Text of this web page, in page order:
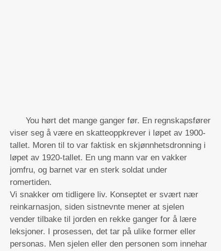
You hørt det mange ganger før. En regnskapsfører
viser seg å være en skatteoppkrever i løpet av 1900-
tallet. Moren til to var faktisk en skjønnhetsdronning i
løpet av 1920-tallet. En ung mann var en vakker
jomfru, og barnet var en sterk soldat under
romertiden.
Vi snakker om tidligere liv. Konseptet er svært nær
reinkarnasjon, siden sistnevnte mener at sjelen
vender tilbake til jorden en rekke ganger for å lære
leksjoner. I prosessen, det tar på ulike former eller
personas. Men sjelen eller den personen som innehar